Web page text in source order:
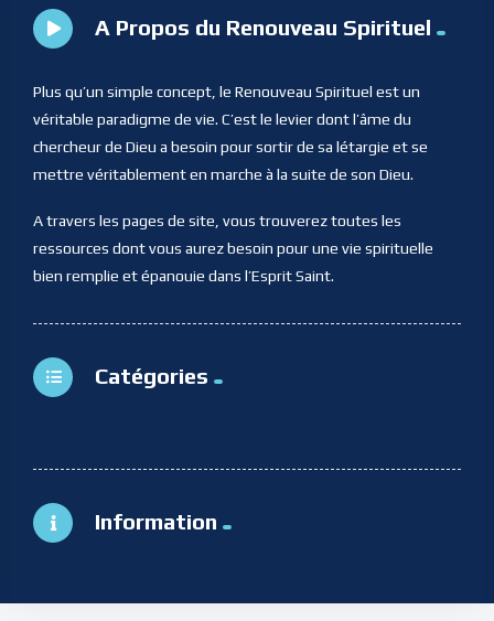
A Propos du Renouveau Spirituel
Plus qu’un simple concept, le Renouveau Spirituel est un
véritable paradigme de vie. C’est le levier dont l’âme du
chercheur de Dieu a besoin pour sortir de sa létargie et se
mettre véritablement en marche à la suite de son Dieu.
A travers les pages de site, vous trouverez toutes les
ressources dont vous aurez besoin pour une vie spirituelle
bien remplie et épanouie dans l’Esprit Saint.
Catégories
Information